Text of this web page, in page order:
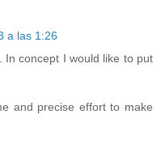
a las 1:26
In concept I would like to put
and precise effort to make